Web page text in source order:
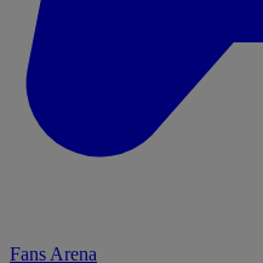
Fans Arena